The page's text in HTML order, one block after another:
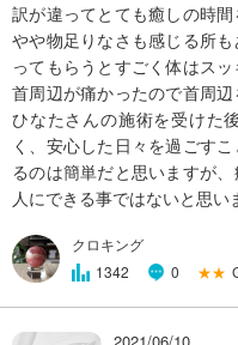
訳が違ってとても癒しの時
やや物足りなさも感じる所
ってもらうとすごく体はス
首周辺が痛かったので首周辺
ひなたさんの施術を受けた
く、安心した日々を過ごす
るのは簡単だと思いますが
人にできる事ではないと思い
クロキング
1342
0 ★★